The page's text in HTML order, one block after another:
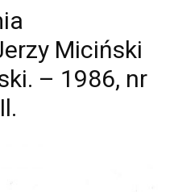
Miciński
– 1986, nr